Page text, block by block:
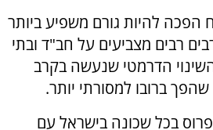
להיות גורם משפיע ביותר
רבים מצביעים על חב"ד ובתי
הדרמטי שנעשה בקרב
ברובו למסורתי יותר.
פרוס בכל שכונה בישראל עם